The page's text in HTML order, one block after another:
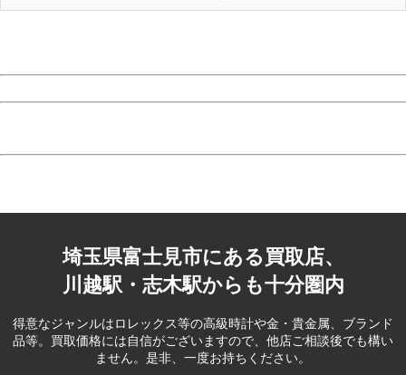
埼玉県富士見市にある買取店、
川越駅・志木駅からも十分圏内
得意なジャンルはロレックス等の高級時計や金・貴金属、ブランド
品等。 買取価格には自信がございますので、他店ご相談後でも構い
ません。是非、一度お持ちください。